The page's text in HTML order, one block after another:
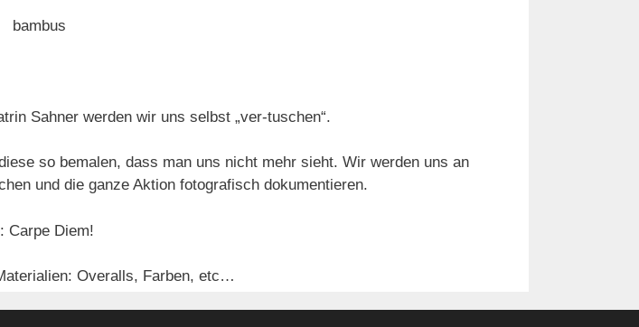
Sahner werden wir uns selbst „ver-tuschen“.
so bemalen, dass man uns nicht mehr sieht. Wir werden uns an
und die ganze Aktion fotografisch dokumentieren.
Carpe Diem!
Overalls, Farben, etc…